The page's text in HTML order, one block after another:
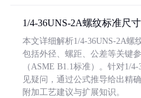
1/4-36UNS-2A螺纹标准尺寸
本文详细解析1/4-36UNS-2A螺
包括外径、螺距、公差等关键
（ASME B1.1标准）。针对1/
见疑问，通过公式推导给出精
附加工艺建议与扩展知识。